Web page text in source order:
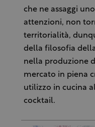
che ne assaggi
attenzioni, non
territorialità,
della filosofia
nella produzione
mercato in piena
utilizzo in cucina
cocktail.